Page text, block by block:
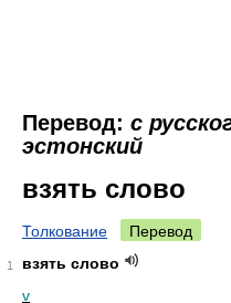
Перевод: с
эстонский
взять слово
Толкование Перевод
1
взять слово
v